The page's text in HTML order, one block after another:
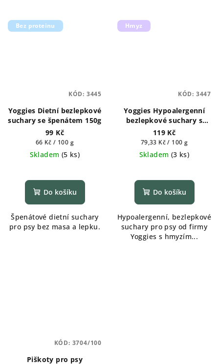
Bez proteinu
Yoggies Dietní bezlepkové
suchary se špenátem 150g
99 Kč
Měrná
cena:
66 Kč / 100 g
Skladem (5 ks)
Do košíku
Špenátové dietní suchary
pro psy bez masa a lepku.
KÓD: 3445
Hmyz
Yoggies Hypoalergenní
bezlepkové suchary s
hmyzím proteinem a
kurkumou 150g
119 Kč
Měrná
cena:
79,33 Kč / 100 g
Skladem (3 ks)
Do košíku
Hypoalergenní, bezlepkové
suchary pro psy od firmy
Yoggies s hmyzím...
KÓD: 3447
Piškoty pro psy
KÓD: 3704/100